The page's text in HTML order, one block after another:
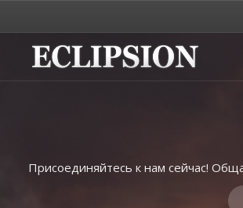
Присоединяйтесь к нам сейчас!